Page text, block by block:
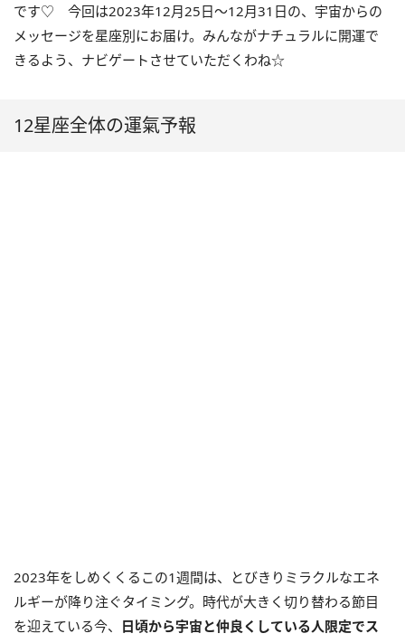
です♡ 今回は2023年12月25日〜12月31 日の、宇宙からの
メッセージを星座別にお届け。みんながナチュラルに開運で
きるよう、ナビゲートさせていただくわね☆
12星座全体の運氣予報
2023年をしめくくるこの1週間は、とびきりミラクルなエネ
ルギーが降り注ぐタイミング。時代が大きく切り替わる節目
を迎えている今、 日頃から宇宙と仲良くしている人限定でス